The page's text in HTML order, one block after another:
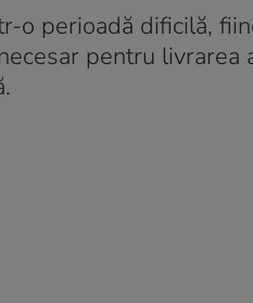
o perioadă dificilă,
pentru livrarea